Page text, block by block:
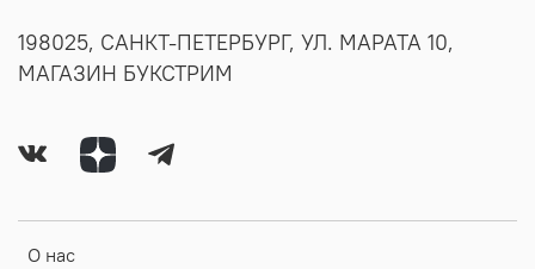
О нас
198025, САНКТ-ПЕТЕРБУРГ, УЛ. МАРАТА 10,
МАГАЗИН БУКСТРИМ